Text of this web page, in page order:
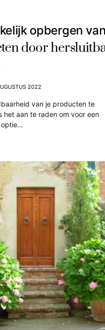
opbergen van
door
2022
van je producten te
het aan te raden om voor een
optie…